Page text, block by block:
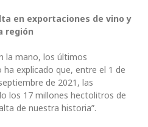
en exportaciones de vino y
región
la mano, los últimos
explicado que, entre el 1 de
de 2021, las
los 17 millones hectolitros de
de nuestra historia”.